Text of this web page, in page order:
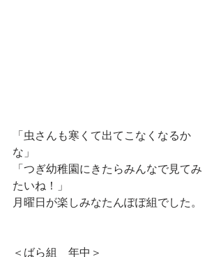
「虫さんも寒くて出てこなくなるか
な」
「つぎ幼稚園にきたらみんなで見てみ
たいね！」
月曜日が楽しみなたんぽぽ組でした。
＜ばら組　年中＞